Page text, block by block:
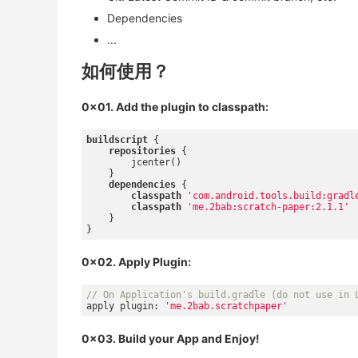
Dependencies
...
如何使用？
0x01. Add the plugin to classpath:
buildscript {
repositories {
        jcenter()
    }
dependencies {
classpath
classpath
'me.2bab:scratch-paper:2.1.1'
    }
0x02. Apply Plugin:
// On Application's build.gradle (do not use in
apply plugin:
'me.2bab.scratchpaper'
0x03. Build your App and Enjoy!